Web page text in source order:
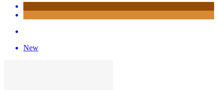
New